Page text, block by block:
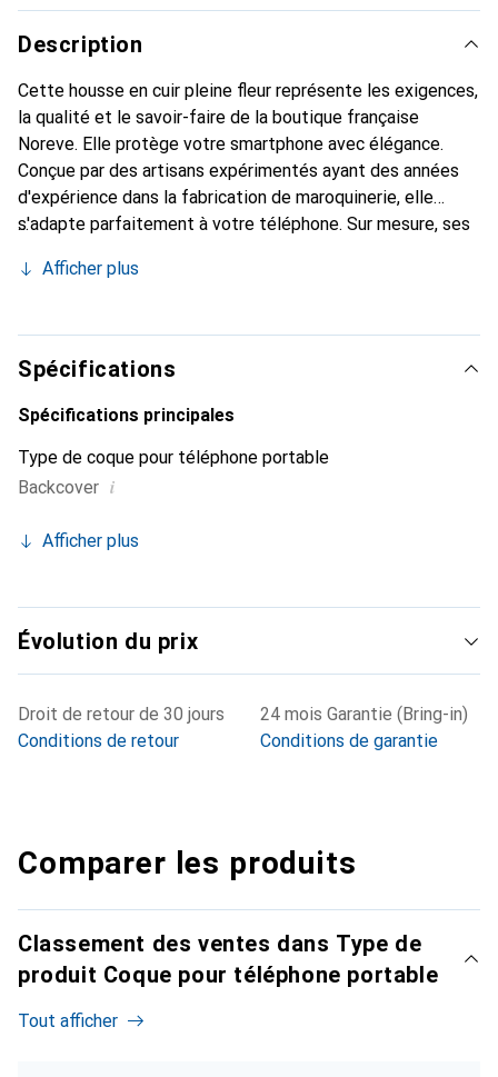
Description
Cette housse en cuir pleine fleur représente les exigences,
la qualité et le savoir-faire de la boutique française
Noreve. Elle protège votre smartphone avec élégance.
Conçue par des artisans expérimentés ayant des années
d'expérience dans la fabrication de maroquinerie, elle
s'adapte parfaitement à votre téléphone. Sur mesure, ses
Elle devient l'accessoire chic et indispensable pour votre
internationalement pour ses produits de haute qualité et
constitue un choix fiable pour une clientèle exigeante.
Afficher plus
Spécifications
Spécifications principales
Type de coque pour téléphone portable
Backcover i
Afficher plus
Évolution du prix
Droit de retour de 30 jours
Conditions de retour
24 mois Garantie (Bring-in)
Conditions de garantie
Comparer les produits
Classement des ventes dans Type de
produit Coque pour téléphone portable
Tout afficher